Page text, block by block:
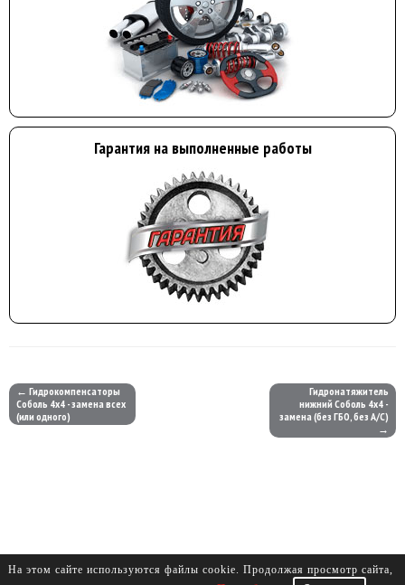
Гарантия на выполненные работы
← Гидрокомпенсаторы
Соболь 4х4 - замена всех
(или одного)
Гидронатяжитель
нижний Соболь 4х4 -
замена (без ГБО, без А/С)
→
На этом сайте используются файлы cookie. Продолжая просмотр сайта,